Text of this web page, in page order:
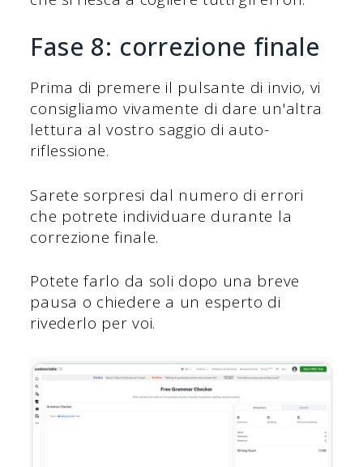
Fase 8: correzione finale
Prima di premere il pulsante di invio, vi
consigliamo vivamente di dare un'altra
lettura al vostro saggio di auto-
riflessione.
Sarete sorpresi dal numero di errori
che potrete individuare durante la
correzione finale.
Potete farlo da soli dopo una breve
pausa o chiedere a un esperto di
rivederlo per voi.